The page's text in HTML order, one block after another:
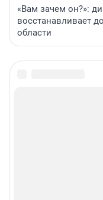
«Вам зачем он?»:
восстанавливает
области